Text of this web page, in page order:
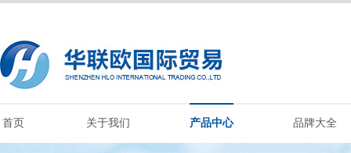
首页 关于我们 产品中心 品牌大全